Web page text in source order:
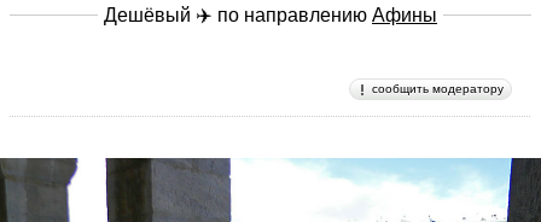
Дешёвый ✈️ по направлению Афины
сообщить модератору